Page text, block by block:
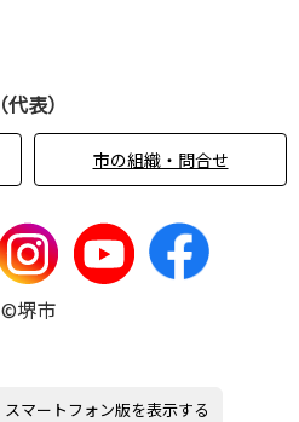
（代表）
市の組織・問合せ
©堺市
スマートフォン版を表示する